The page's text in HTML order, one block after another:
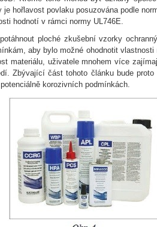
hořlavost povlaku posuzována podle
hodnotí v rámci normy UL746E.
ploché zkušební vzorky
aby bylo možné ohodnotit vlastnosti
materiálu, uživatele mnohem více
Zbývající část tohoto článku bude proto
korozivních podmínkách.